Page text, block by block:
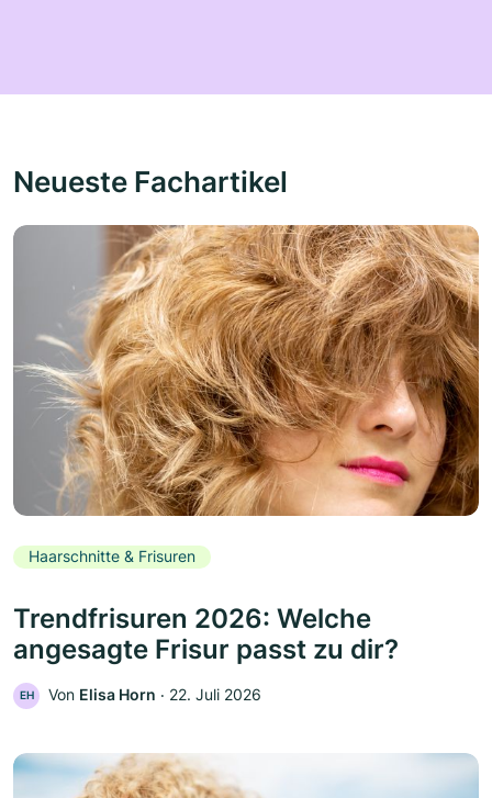
Neueste Fachartikel
Haarschnitte & Frisuren
Trendfrisuren 2026: Welche
angesagte Frisur passt zu dir?
EH Von Elisa Horn ‧ 22. Juli 2026